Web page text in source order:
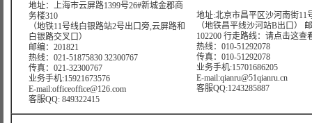
地址：上海市云屏路1399号26#新城金郡商
务楼310
（地铁11号线白银路站2号出口旁,云屏路和
白银路交叉口）
邮编：201821
热线：021-51875830 32300767
传真：021-32300767
业务手机:15921673576
E-mail:officeoffice@126.com
客服QQ: 849322415
地址:北京市昌平区沙河南街11
（地铁昌平线沙河站B出口）
102200 行走路线： 请点击这查
热线：010-51292078
传真：010-51292078
业务手机:15701686205
E-mail:qianru@51qianru.cn
客服QQ:1243285887